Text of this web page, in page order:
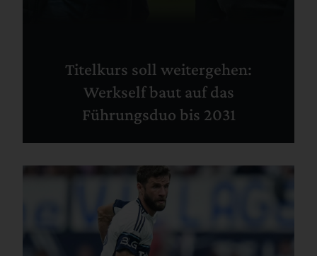
Titelkurs soll weitergehen:
Werkself baut auf das
Führungsduo bis 2031